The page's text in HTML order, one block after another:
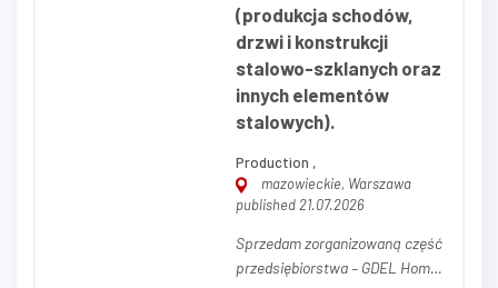
(produkcja schodów,
drzwi i konstrukcji
stalowo-szklanych oraz
innych elementów
stalowych).
Production ,
mazowieckie, Warszawa
published 21.07.2026
Sprzedam zorganizowaną część
przedsiębiorstwa – GDEL Home